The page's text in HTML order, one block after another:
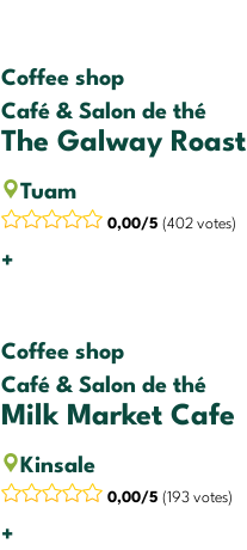
Coffee shop
Café & Salon de thé
The Galway Roast
Tuam
0,00/5 (402 votes)
+
Coffee shop
Café & Salon de thé
Milk Market Cafe
Kinsale
0,00/5 (193 votes)
+